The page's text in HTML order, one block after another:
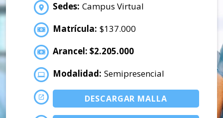
Sedes: Campus Virtual
Matrícula: $137.000
Arancel: $2.205.000
Modalidad: Semipresencial
DESCARGAR MALLA